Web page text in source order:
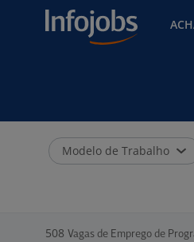
Modelo de Trabalho
508 Vagas de Emprego de